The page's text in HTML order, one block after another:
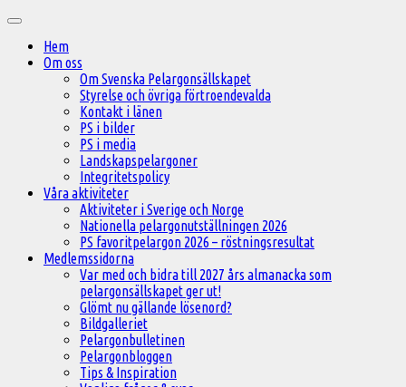
innehåll
Huvudmeny
Hem
Om oss
Om Svenska Pelargonsällskapet
Styrelse och övriga förtroendevalda
Kontakt i länen
PS i bilder
PS i media
Landskapspelargoner
Integritetspolicy
Våra aktiviteter
Aktiviteter i Sverige och Norge
Nationella pelargonutställningen 2026
PS favoritpelargon 2026 – röstningsresultat
Medlemssidorna
Var med och bidra till 2027 års almanacka som
pelargonsällskapet ger ut!
Glömt nu gällande lösenord?
Bildgalleriet
Pelargonbulletinen
Pelargonbloggen
Tips & Inspiration